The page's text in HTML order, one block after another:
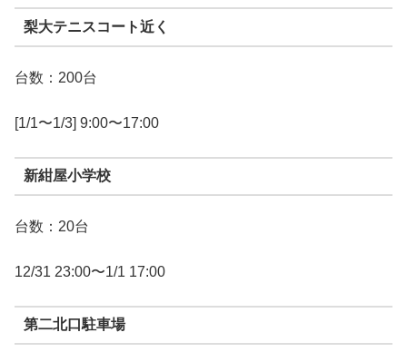
梨大テニスコート近く
台数：200台
[1/1〜1/3] 9:00〜17:00
新紺屋小学校
台数：20台
12/31 23:00〜1/1 17:00
第二北口駐車場